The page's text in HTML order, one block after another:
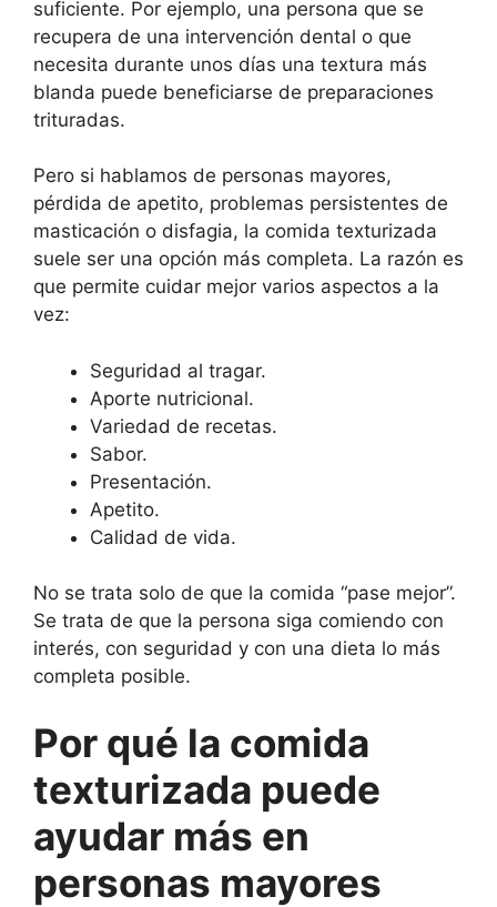
suficiente. Por ejemplo, una persona que se
recupera de una intervención dental o que
necesita durante unos días una textura más
blanda puede beneficiarse de preparaciones
trituradas.
Pero si hablamos de personas mayores,
pérdida de apetito, problemas persistentes de
masticación o disfagia, la comida texturizada
suele ser una opción más completa. La razón es
que permite cuidar mejor varios aspectos a la
vez:
Seguridad al tragar.
Aporte nutricional.
Variedad de recetas.
Sabor.
Presentación.
Apetito.
Calidad de vida.
No se trata solo de que la comida “pase mejor”.
Se trata de que la persona siga comiendo con
interés, con seguridad y con una dieta lo más
completa posible.
Por qué la comida
texturizada puede
ayudar más en
personas mayores